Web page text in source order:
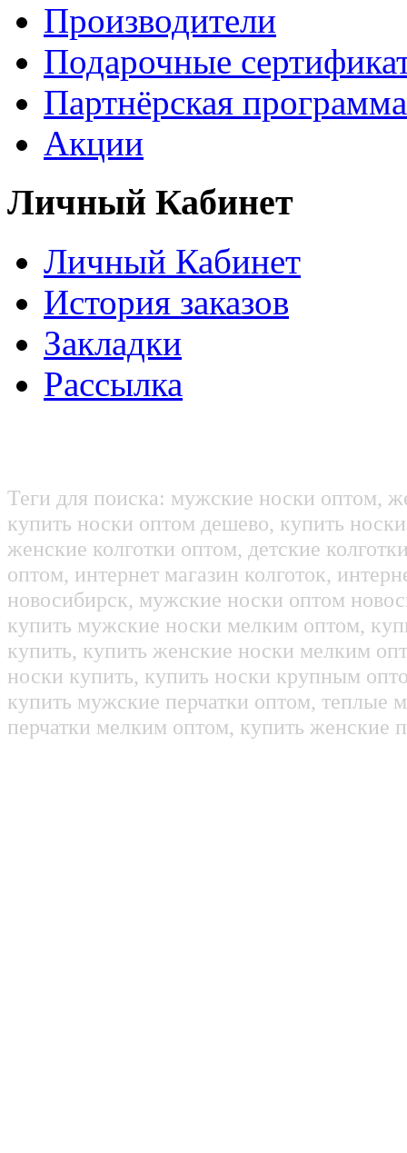
Производители
Подарочные
Партнёрская программа
Акции
Личный Кабинет
Личный Кабинет
История заказов
Закладки
Рассылка
Теги для поиска: мужские носки оптом,
купить носки оптом дешево, купить
женские колготки оптом, детские
оптом, интернет магазин колготок,
новосибирск, мужские носки оптом
купить мужские носки мелким оптом,
купить, купить женские носки мелким
носки купить, купить носки крупным
купить мужские перчатки оптом, теплые
перчатки мелким оптом, купить женские